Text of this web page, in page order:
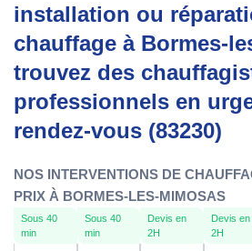
installation ou
chauffage à Bormes-
trouvez des
professionnels en
rendez-vous (83230)
NOS INTERVENTIONS DE
PRIX À BORMES-LES-MIMOSAS
Sous 40
min
Sous 40
min
Devis en
2H
Devis en
2H